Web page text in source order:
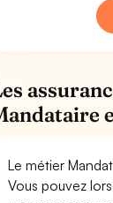
Le métier
Vous pouvez